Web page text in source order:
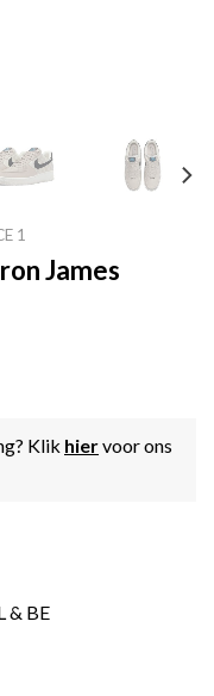
1
James
Klik hiervoor ons
& BE